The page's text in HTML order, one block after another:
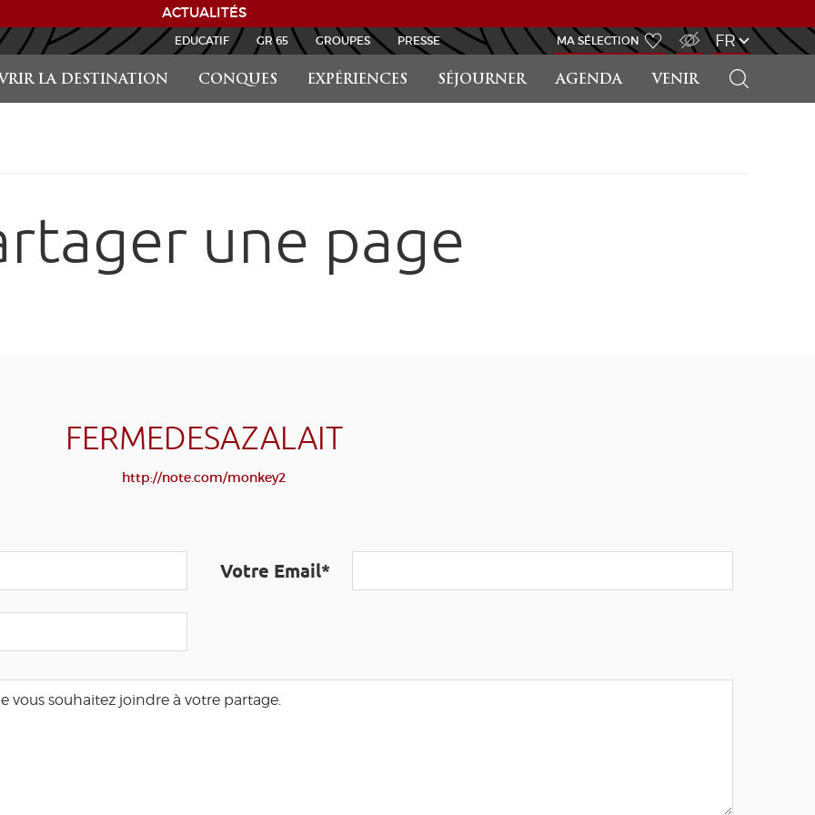
ACTUALITÉS
LA DESTINATION CONQUES EXPÉRIENCES SÉJOURNER AGENDA VENIR
EDUCATIF GR 65 GROUPES PRESSE MA SÉLECTION FR
une page
FERMEDESAZALAIT
http://note.com/monkey2
Votre Email*